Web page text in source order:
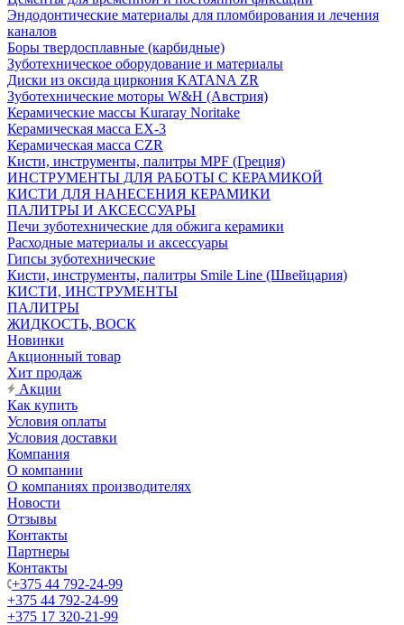
Эндодонтические материалы для пломбирования и лечения
каналов
Боры твердосплавные (карбидные)
Зуботехническое оборудование и материалы
Диски из оксида циркония KATANA ZR
Зуботехнические моторы W&H (Австрия)
Керамические массы Kuraray Noritake
Керамическая масса EX-3
Керамическая масса CZR
Кисти, инструменты, палитры MPF (Греция)
ИНСТРУМЕНТЫ ДЛЯ РАБОТЫ С КЕРАМИКОЙ
КИСТИ ДЛЯ НАНЕСЕНИЯ КЕРАМИКИ
ПАЛИТРЫ И АКСЕССУАРЫ
Печи зуботехнические для обжига керамики
Расходные материалы и аксессуары
Гипсы зуботехнические
Кисти, инструменты, палитры Smile Line (Швейцария)
КИСТИ, ИНСТРУМЕНТЫ
ПАЛИТРЫ
ЖИДКОСТЬ, ВОСК
Новинки
Акционный товар
Хит продаж
Акции
Как купить
Условия оплаты
Условия доставки
Компания
О компании
О компаниях производителях
Новости
Отзывы
Контакты
Партнеры
Контакты
+375 44 792-24-99
+375 44 792-24-99
+375 17 320-21-99